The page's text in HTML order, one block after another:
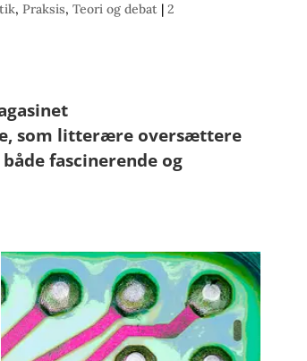
,Praksis,Teori og debat |2
som litterære oversættere
fascinerende og